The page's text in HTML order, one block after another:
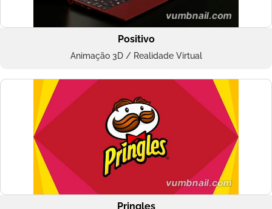
Positivo
Animação 3D / Realidade Virtual
Pringles